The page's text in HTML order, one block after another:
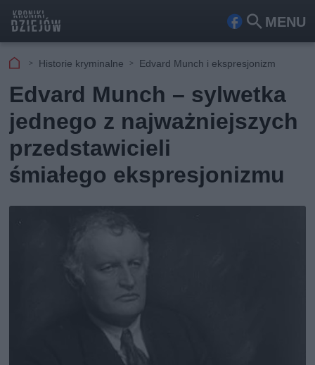
MENU
Fa
ook
Szu
kaj
Historie kryminalne Edvard Munch i ekspresjonizm
Edvard Munch – sylwetka
jednego z najważniejszych
przedstawicieli
śmiałego ekspresjonizmu